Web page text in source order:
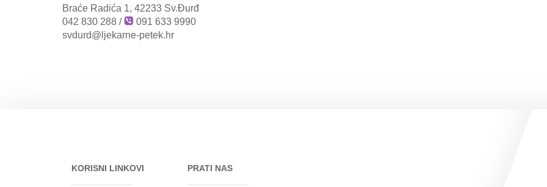
Braće Radića 1, 42233 Sv.Đurđ
042 830 288 /
091 633 9990
svdurd@ljekarne-petek.hr
KORISNI LINKOVI
PRATI NAS